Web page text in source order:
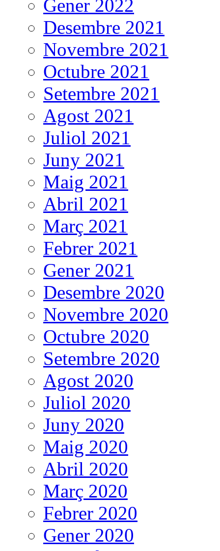
Gener 2022
Desembre 2021
Novembre 2021
Octubre 2021
Setembre 2021
Agost 2021
Juliol 2021
Juny 2021
Maig 2021
Abril 2021
Març 2021
Febrer 2021
Gener 2021
Desembre 2020
Novembre 2020
Octubre 2020
Setembre 2020
Agost 2020
Juliol 2020
Juny 2020
Maig 2020
Abril 2020
Març 2020
Febrer 2020
Gener 2020